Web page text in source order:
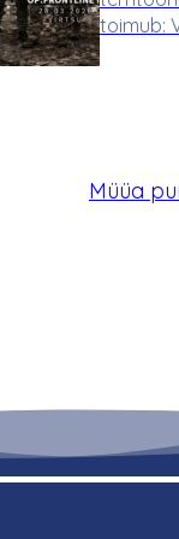
toimub:
Müüa